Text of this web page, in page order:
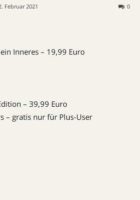
Februar 2021 0
Inneres – 19,99 Euro
– 39,99 Euro
– gratis nur für Plus-User